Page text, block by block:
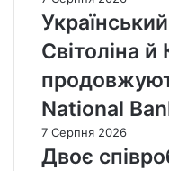
Світоліна
National
7 Серпня 2026
Двоє